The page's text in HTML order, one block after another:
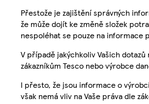
Přestože je zajištění správných
že může dojít ke změně složek
nespoléhat se pouze na
V případě jakýchkoliv Vašich
zákazníkům Tesco nebo výrobce
I přesto, že jsou informace o
však nemá vliv na Vaše práva dle